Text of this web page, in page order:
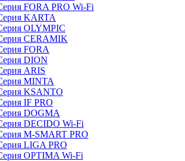
FORA PRO Wi-Fi
KARTA
OLYMPIC
CERAMIK
FORA
DION
ARIS
MINTA
KSANTO
IF PRO
DOGMA
DECIDO Wi-Fi
M-SMART PRO
LIGA PRO
OPTIMA Wi-Fi